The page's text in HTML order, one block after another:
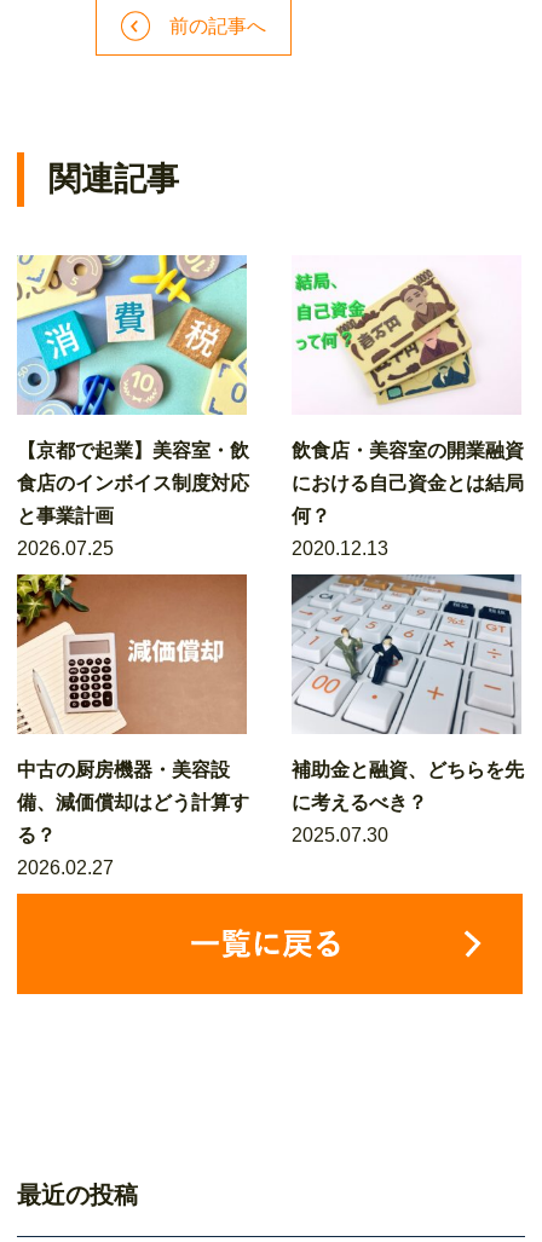
前の記事へ
関連記事
【京都で起業】美容室・飲
食店のインボイス制度対応
と事業計画
2026.07.25
飲食店・美容室の開業融資
における自己資金とは結局
何？
2020.12.13
中古の厨房機器・美容設
備、減価償却はどう計算す
る？
2026.02.27
補助金と融資、どちらを先
に考えるべき？
2025.07.30
最近の投稿